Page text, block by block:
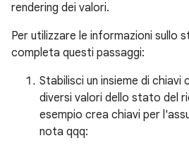
rendering dei valori.
Per utilizzare le informazioni sullo
completa questi passaggi:
Stabilisci un insieme di chiavi
diversi valori dello stato del
esempio crea chiavi per
nota qqq: